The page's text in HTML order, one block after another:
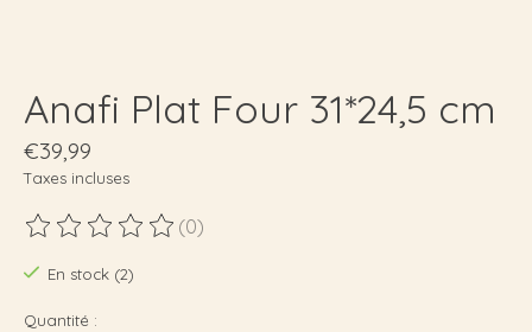
Anafi Plat Four 31*24,5 cm
€39,99
Taxes incluses
Ce produit est évalué à
(0)
En stock (2)
Quantité :